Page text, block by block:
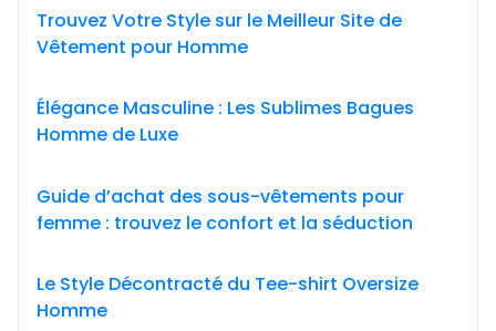
Trouvez Votre Style sur le Meilleur Site de
Vêtement pour Homme
Élégance Masculine : Les Sublimes Bagues
Homme de Luxe
Guide d’achat des sous-vêtements pour
femme : trouvez le confort et la séduction
Le Style Décontracté du Tee-shirt Oversize
Homme